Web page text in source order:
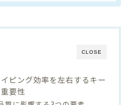
CLOSE
ピング効率を左右するキー
要性